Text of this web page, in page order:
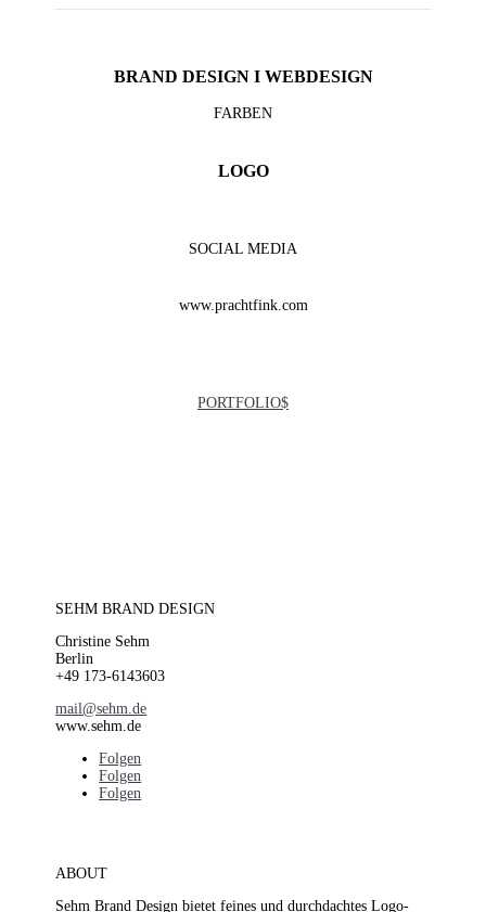
BRAND DESIGN I WEBDESIGN
FARBEN
LOGO
SOCIAL MEDIA
www.prachtfink.com
PORTFOLIO
SEHM BRAND DESIGN
Christine Sehm
Berlin
+49 173-6143603
mail@sehm.de
www.sehm.de
Folgen
Folgen
Folgen
ABOUT
Sehm Brand Design bietet feines und durchdachtes Logo-